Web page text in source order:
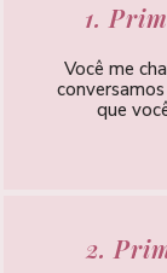
1.
Você me
que
2.